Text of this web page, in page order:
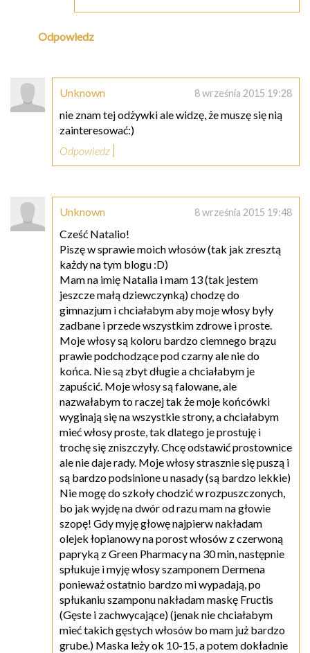
Odpowiedz
Unknown 8 września 2015 19:28
nie znam tej odżywki ale widzę, że muszę się nią
zainteresować:)
Odpowiedz
Unknown 8 września 2015 19:48
Cześć Natalio!
Piszę w sprawie moich włosów (tak jak zresztą
każdy na tym blogu :D)
Mam na imię Natalia i mam 13 (tak jestem
jeszcze małą dziewczynką) chodzę do
gimnazjum i chciałabym aby moje włosy były
zadbane i przede wszystkim zdrowe i proste.
Moje włosy są koloru bardzo ciemnego brązu
prawie podchodzące pod czarny ale nie do
końca. Nie są zbyt długie a chciałabym je
zapuścić. Moje włosy są falowane, ale
nazwałabym to raczej tak że moje końcówki
wyginają się na wszystkie strony, a chciałabym
mieć włosy proste, tak dlatego je prostuję i
trochę się zniszczyły. Chcę odstawić prostownice
ale nie daje rady. Moje włosy strasznie się puszą i
są bardzo podsinione u nasady (są bardzo lekkie)
Nie mogę do szkoły chodzić w rozpuszczonych,
bo jak wyjdę na dwór od razu mam na głowie
szopę! Gdy myję głowę najpierw nakładam
olejek łopianowy na porost włosów z czerwoną
papryką z Green Pharmacy na 30 min, następnie
spłukuje i myję włosy szamponem Dermena
ponieważ ostatnio bardzo mi wypadają, po
spłukaniu szamponu nakładam maskę Fructis
(Gęste i zachwycające) (jenak nie chciałabym
mieć takich gęstych włosów bo mam już bardzo
grube.) Maska leży ok 10-15, a potem dokładnie